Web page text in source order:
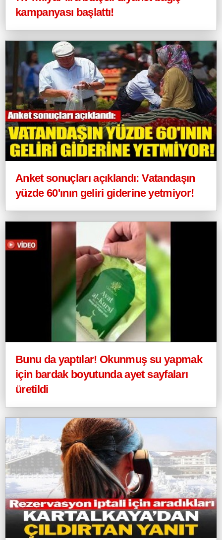
kampanyası başlattı!
Anket sonuçları açıklandı: Vatandaşın
yüzde 60'ının geliri giderine yetmiyor!
Bunu da yaptılar! Okunmuş su yapmak
için bardak boyutunda ayet sayfaları
üretildi